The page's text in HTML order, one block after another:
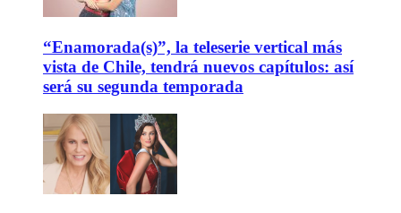
“Enamorada(s)”, la teleserie vertical más
vista de Chile, tendrá nuevos capítulos: así
será su segunda temporada